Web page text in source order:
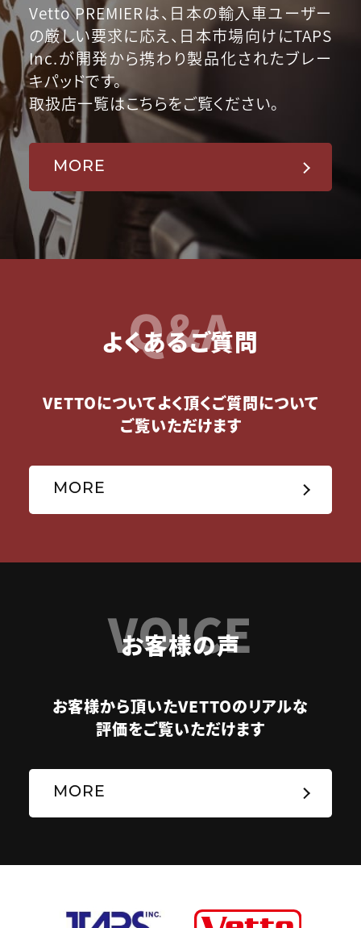
Vetto PREMIERは、日本の輸入車ユーザー
の厳しい要求に応え、日本市場向けにTAPS
Inc.が開発から携わり製品化されたブレー
キパッドです。
取扱店一覧はこちらをご覧ください。
MORE
Q&A
よくあるご質問
VETTOについてよく頂くご質問について
ご覧いただけます
MORE
VOICE
お客様の声
お客様から頂いたVETTOのリアルな
評価をご覧いただけます
MORE